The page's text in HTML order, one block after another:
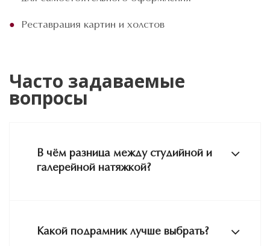
Реставрация картин и холстов
Часто задаваемые
вопросы
В чём разница между студийной и
галерейной натяжкой?
Какой подрамник лучше выбрать?